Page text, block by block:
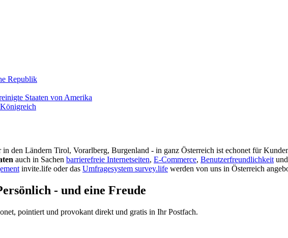
Republik
Staaten von Amerika
den Ländern Tirol, Vorarlberg, Burgenland - in ganz Österreich ist echonet für
auch in Sachen barrierefreie Internetseiten, E-Commerce, Benutzerfreundlichkeit und
invite.life oder das Umfragesystem survey.life werden von uns in Österreich
- und eine Freude
pointiert und provokant direkt und gratis in Ihr Postfach.